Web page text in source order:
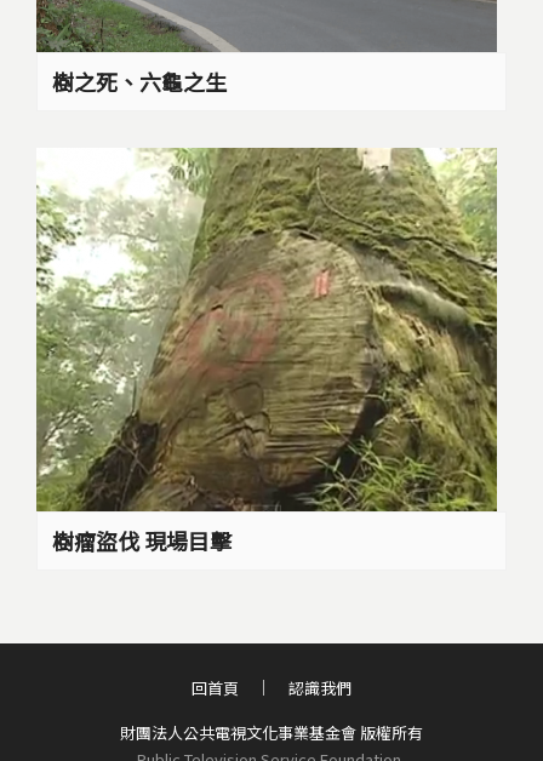
樹之死、六龜之生
樹瘤盜伐 現場目擊
財團法人公共電視文化事業基金會 版權所有
回首頁 認識我們